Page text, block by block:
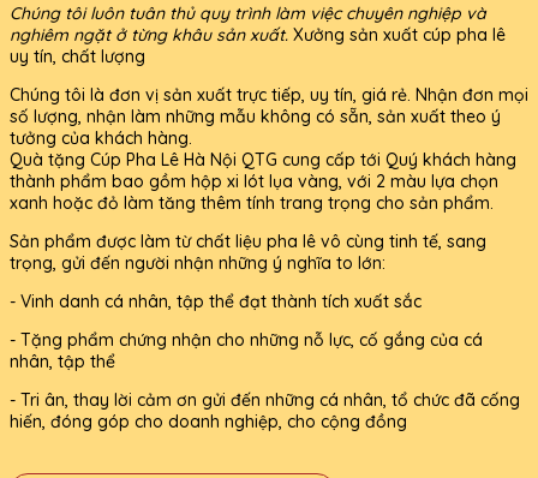
Chúng tôi luôn tuân thủ quy trình làm việc chuyên nghiệp và
nghiêm ngặt ở từng khâu sản xuất. Xưởng sản xuất cúp pha lê
uy tín, chất lượng
Chúng tôi là đơn vị sản xuất trực tiếp, uy tín, giá rẻ. Nhận đơn mọi
số lượng, nhận làm những mẫu không có sẵn, sản xuất theo ý
tưởng của khách hàng.
Quà tặng Cúp Pha Lê Hà Nội QTG cung cấp tới Quý khách hàng
thành phẩm bao gồm hộp xi lót lụa vàng, với 2 màu lựa chọn
xanh hoặc đỏ làm tăng thêm tính trang trọng cho sản phẩm.
Sản phẩm được làm từ chất liệu pha lê vô cùng tinh tế, sang
trọng, gửi đến người nhận những ý nghĩa to lớn:
- Vinh danh cá nhân, tập thể đạt thành tích xuất sắc
- Tặng phẩm chứng nhận cho những nỗ lực, cố gắng của cá
nhân, tập thể
- Tri ân, thay lời cảm ơn gửi đến những cá nhân, tổ chức đã cống
hiến, đóng góp cho doanh nghiệp, cho cộng đồng